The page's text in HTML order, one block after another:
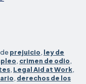
deben
saber
sobre
prejuicio, ley de
, crimen de odio,
, Legal Aid at Work,
, derechos de los